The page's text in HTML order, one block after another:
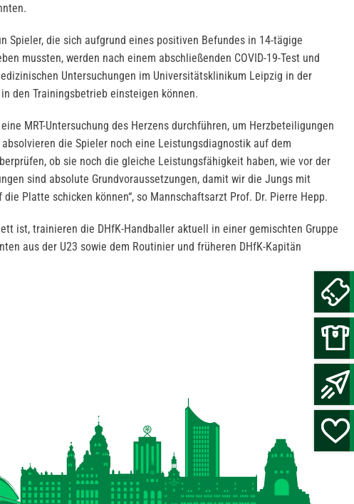
Spieler, die sich aufgrund eines positiven Befundes in 14-tägige
mussten, werden nach einem abschließenden COVID-19-Test und
Untersuchungen im Universitätsklinikum Leipzig in der
den Trainingsbetrieb einsteigen können.
MRT-Untersuchung des Herzens durchführen, um Herzbeteiligungen
die Spieler noch eine Leistungsdiagnostik auf dem
ob sie noch die gleiche Leistungsfähigkeit haben, wie vor der
sind absolute Grundvoraussetzungen, damit wir die Jungs mit
Platte schicken können“, so Mannschaftsarzt Prof. Dr. Pierre Hepp.
ist, trainieren die DHfK-Handballer aktuell in einer gemischten Gruppe
aus der U23 sowie dem Routinier und früheren DHfK-Kapitän